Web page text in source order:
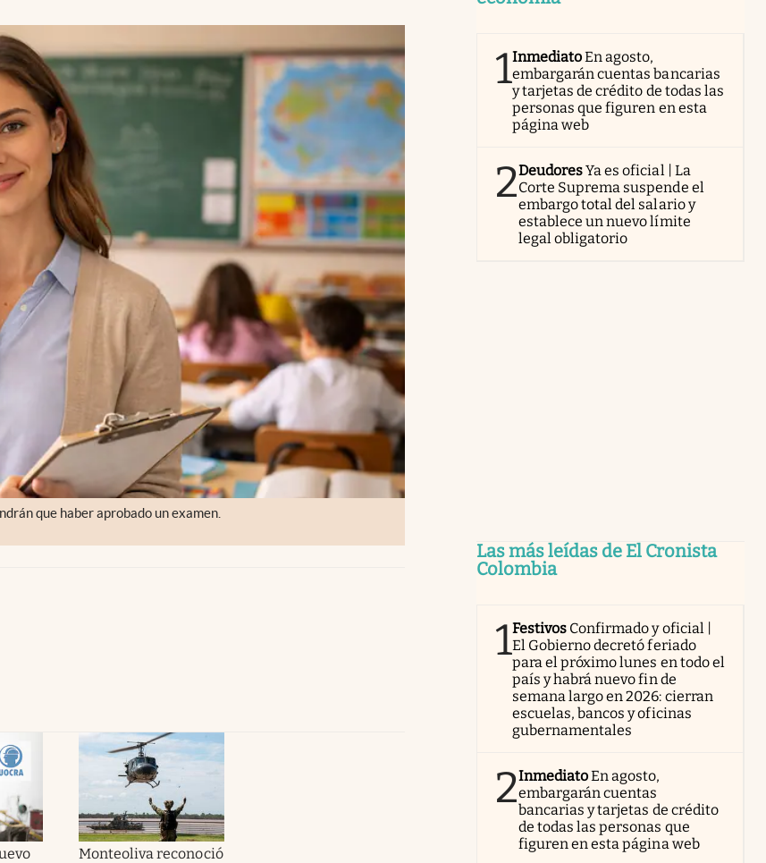
que haber aprobado un examen.
Monteoliva reconoció
1InmediatoEn agosto,
embargarán cuentas bancarias
y tarjetas de crédito de todas las
personas que figuren en esta
página web
2DeudoresYa es oficial | La
Corte Suprema suspende el
embargo total del salario y
establece un nuevo límite
legal obligatorio
Las más leídas de El Cronista
Colombia
1Festivos Confirmado y oficial |
El Gobierno decretó feriado
para el próximo lunes en todo el
país y habrá nuevo fin de
semana largo en 2026: cierran
escuelas, bancos y oficinas
gubernamentales
2InmediatoEn agosto,
embargarán cuentas
bancarias y tarjetas de crédito
de todas las personas que
figuren en esta página web